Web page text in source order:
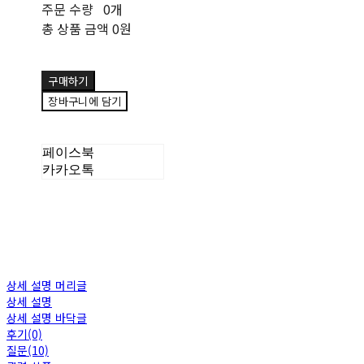
주문 수량 0개
총 상품 금액 0원
구매하기
장바구니에 담기
페이스북
카카오톡
상세 설명 머리글
상세 설명
상세 설명 바닥글
후기(0)
질문(10)